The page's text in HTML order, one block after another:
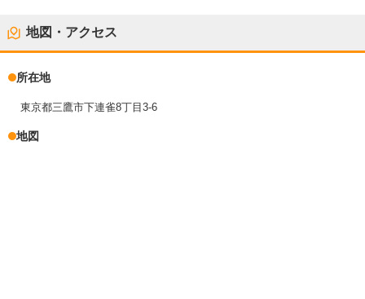
地図・アクセス
所在地
東京都三鷹市下連雀8丁目3-6
地図